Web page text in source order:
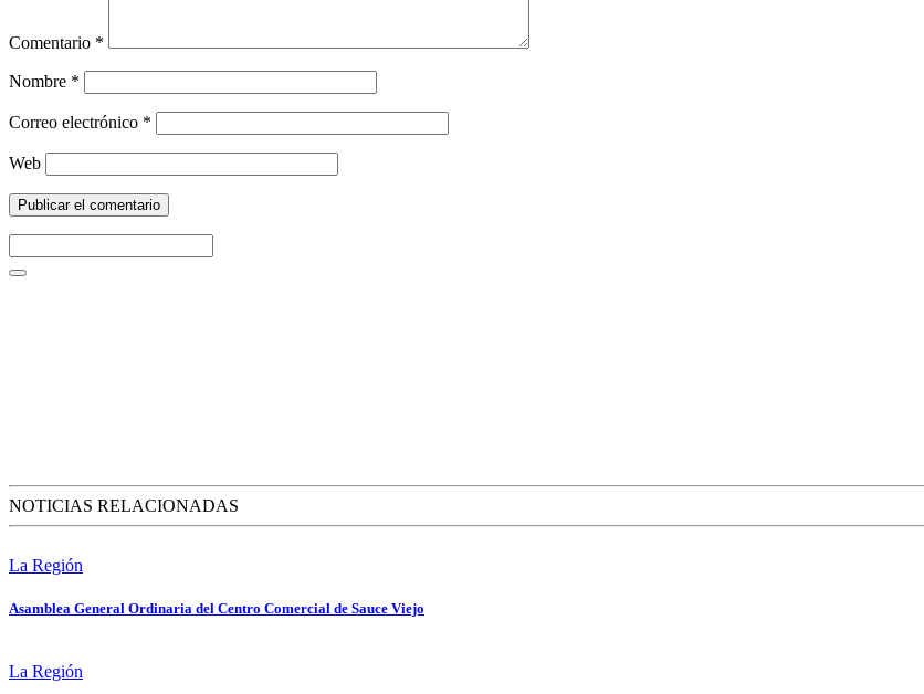
Comentario *
Nombre *
Correo electrónico *
Web
NOTICIAS RELACIONADAS
La Región
Asamblea General Ordinaria del Centro Comercial de Sauce Viejo
La Región